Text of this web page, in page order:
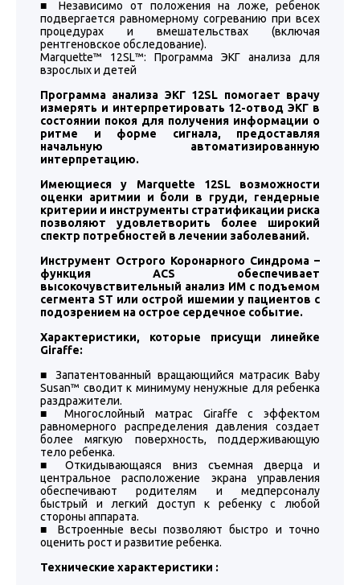
■ Независимо от положения на ложе, ребенок
подвергается равномерному согреванию при всех
процедурах и вмешательствах (включая
рентгеновское обследование).
Marquette™ 12SL™: Программа ЭКГ анализа для
взрослых и детей
Программа анализа ЭКГ 12SL помогает врачу
измерять и интерпретировать 12-отвод ЭКГ в
состоянии покоя для получения информации о
ритме и форме сигнала, предоставляя
начальную автоматизированную
интерпретацию.
Имеющиеся у Marquette 12SL возможности
оценки аритмии и боли в груди, гендерные
критерии и инструменты стратификации риска
позволяют удовлетворить более широкий
спектр потребностей в лечении заболеваний.
Инструмент Острого Коронарного Синдрома –
функция ACS обеспечивает
высокочувствительный анализ ИМ с подъемом
сегмента ST или острой ишемии у пациентов с
подозрением на острое сердечное событие.
Характеристики, которые присущи линейке
Giraffe:
■ Запатентованный вращающийся матрасик Babу
Susan™ сводит к минимуму ненужные для ребенка
раздражители.
■ Многослойный матрас Giraffe с эффектом
равномерного распределения давления создает
более мягкую поверхность, поддерживающую
тело ребенка.
■ Откидывающаяся вниз съемная дверца и
центральное расположение экрана управления
обеспечивают родителям и медперсоналу
быстрый и легкий доступ к ребенку с любой
стороны аппарата.
■ Встроенные весы позволяют быстро и точно
оценить рост и развитие ребенка.
Технические характеристики :